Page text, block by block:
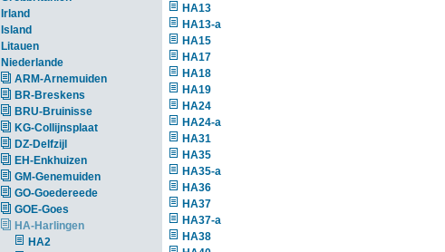
Irland
Island
Litauen
Niederlande
ARM-Arnemuiden
BR-Breskens
BRU-Bruinisse
KG-Collijnsplaat
DZ-Delfzijl
EH-Enkhuizen
GM-Genemuiden
GO-Goedereede
GOE-Goes
HA-Harlingen
HA2
HA13
HA13-a
HA15
HA17
HA18
HA19
HA24
HA24-a
HA31
HA35
HA35-a
HA36
HA37
HA37-a
HA38